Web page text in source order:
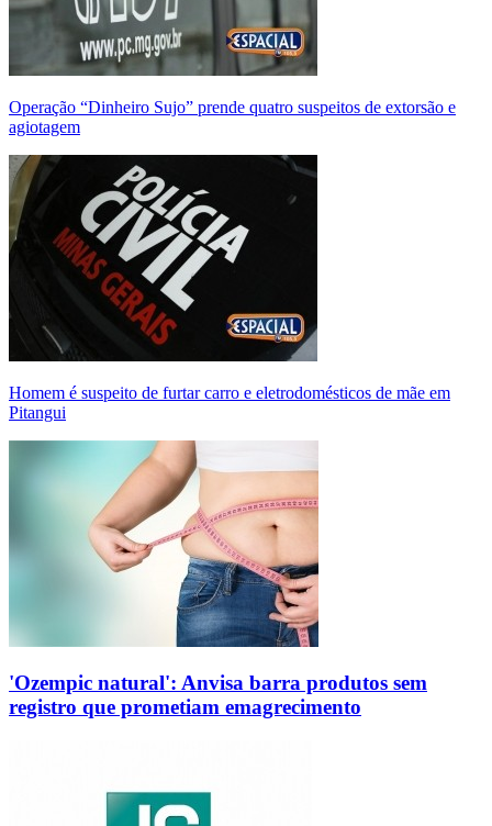
Operação “Dinheiro Sujo” prende quatro suspeitos de extorsão e
agiotagem
Homem é suspeito de furtar carro e eletrodomésticos de mãe em
Pitangui
'Ozempic natural': Anvisa barra produtos sem
registro que prometiam emagrecimento